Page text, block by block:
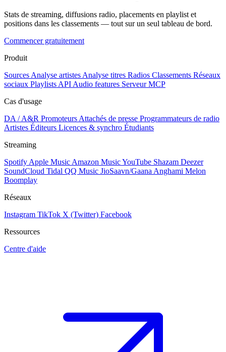
Stats de streaming, diffusions radio, placements en playlist et
positions dans les classements — tout sur un seul tableau de bord.
Commencer gratuitement
Produit
Sources Analyse artistes Analyse titres Radios Classements Réseaux
sociaux Playlists API Audio features Serveur MCP
Cas d'usage
DA / A&R Promoteurs Attachés de presse Programmateurs de radio
Artistes Éditeurs Licences & synchro Étudiants
Streaming
Spotify Apple Music Amazon MusicYouTube Shazam Deezer
SoundCloud Tidal QQ Music JioSaavn/Gaana Anghami Melon
Boomplay
Réseaux
Instagram TikTok X (Twitter) Facebook
Ressources
Centre d'aide